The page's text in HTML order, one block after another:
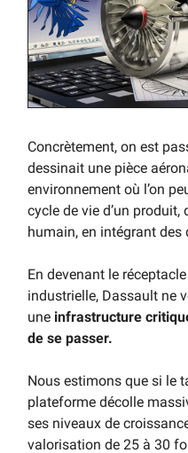
Concrètement, on est
dessinait une pièce
environnement où l’on
cycle de vie d’un produit,
humain, en intégrant des
En devenant le
industrielle, Dassault ne
une infrastructure
de se passer.
Nous estimons que si le
plateforme décolle
ses niveaux de
valorisation de 25 à 30